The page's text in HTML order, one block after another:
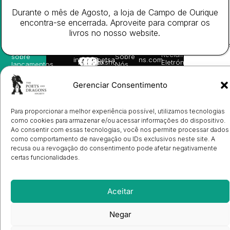
Gerenciar Consentimento
Para proporcionar a melhor experiência possível, utilizamos tecnologias
como cookies para armazenar e/ou acessar informações do dispositivo.
Ao consentir com essas tecnologias, você nos permite processar dados
como comportamento de navegação ou IDs exclusivos neste site. A
recusa ou a revogação do consentimento pode afetar negativamente
certas funcionalidades.
Aceitar
Negar
info@poetsandragons.com
Infantil
Adulto
Bookshop
English
Autores
Eventos
Sobre
Nós
de
Ilustradores
Registo
de
Livrarias
Política
de
Reclamações
Eletrónico
as
nossas
sugestões
sobre
lançamentos,
exclusivas
e
avisos
no seu
e-mail.
Subscrever
2026
Todos
Durante o mês de Agosto, a loja de Campo de Ourique
encontra-se encerrada. Aproveite para comprar os
livros no nosso website.